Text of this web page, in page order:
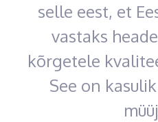
selle eest, et
vastaks
kõrgetele
See on